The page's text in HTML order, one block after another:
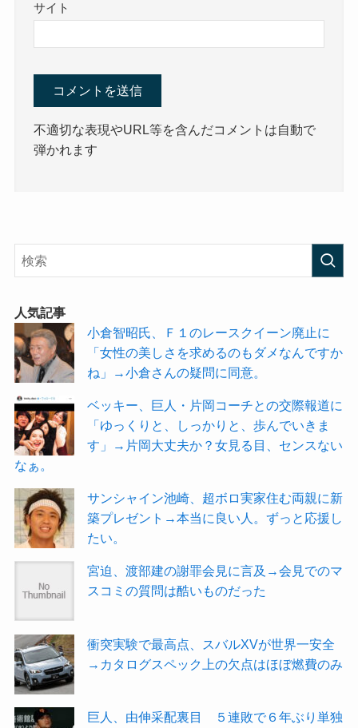
サイト
不適切な表現やURL等を含んだコメントは自動で
弾かれます
人気記事
小倉智昭氏、Ｆ１のレースクイーン廃止に
「女性の美しさを求めるのもダメなんですか
ね」→小倉さんの疑問に同意。
ベッキー、巨人・片岡コーチとの交際報道に
「ゆっくりと、しっかりと、歩んでいきま
す」→片岡大丈夫か？女見る目、センスない
なぁ。
サンシャイン池崎、超ボロ実家住む両親に新
築プレゼント→本当に良い人。ずっと応援し
たい。
宮迫、渡部建の謝罪会見に言及→会見でのマ
スコミの質問は酷いものだった
衝突実験で最高点、スバルXVが世界一安全
→カタログスペック上の欠点はほぼ燃費のみ
巨人、由伸采配裏目 ５連敗で６年ぶり単独